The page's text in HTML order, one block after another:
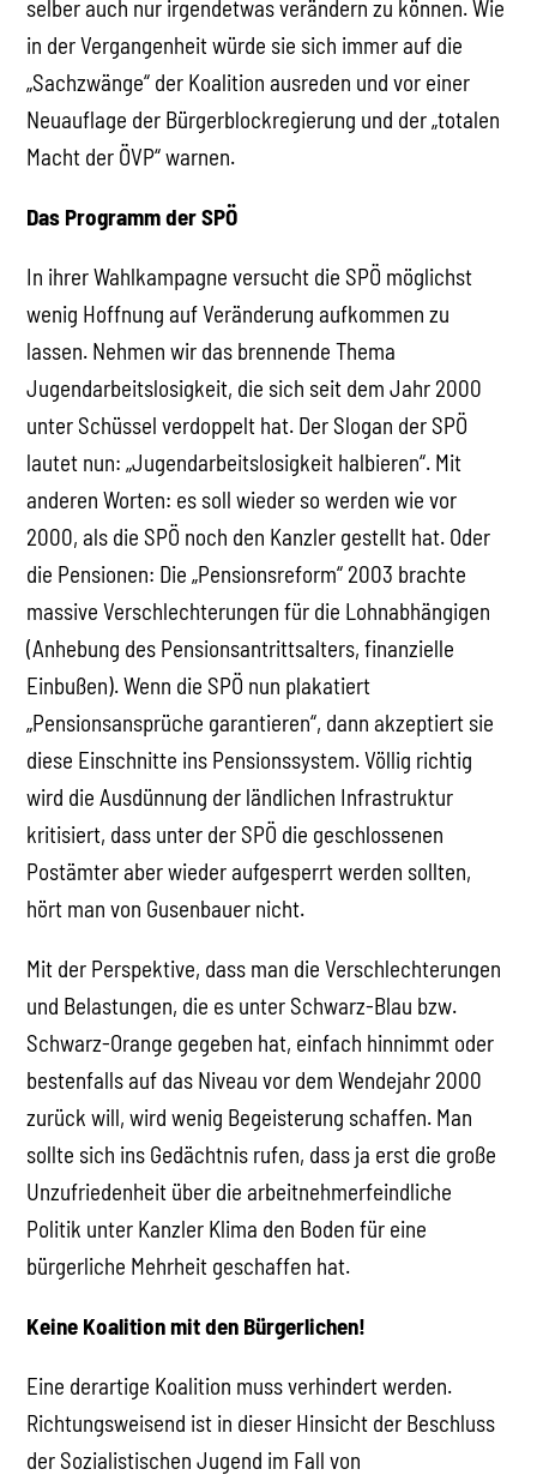
selber auch nur irgendetwas verändern zu können. Wie
in der Vergangenheit würde sie sich immer auf die
„Sachzwänge“ der Koalition ausreden und vor einer
Neuauflage der Bürgerblockregierung und der „totalen
Macht der ÖVP“ warnen.
Das Programm der SPÖ
In ihrer Wahlkampagne versucht die SPÖ möglichst
wenig Hoffnung auf Veränderung aufkommen zu
lassen. Nehmen wir das brennende Thema
Jugendarbeitslosigkeit, die sich seit dem Jahr 2000
unter Schüssel verdoppelt hat. Der Slogan der SPÖ
lautet nun: „Jugendarbeitslosigkeit halbieren“. Mit
anderen Worten: es soll wieder so werden wie vor
2000, als die SPÖ noch den Kanzler gestellt hat. Oder
die Pensionen: Die „Pensionsreform“ 2003 brachte
massive Verschlechterungen für die Lohnabhängigen
(Anhebung des Pensionsantrittsalters, finanzielle
Einbußen). Wenn die SPÖ nun plakatiert
„Pensionsansprüche garantieren“, dann akzeptiert sie
diese Einschnitte ins Pensionssystem. Völlig richtig
wird die Ausdünnung der ländlichen Infrastruktur
kritisiert, dass unter der SPÖ die geschlossenen
Postämter aber wieder aufgesperrt werden sollten,
hört man von Gusenbauer nicht.
Mit der Perspektive, dass man die Verschlechterungen
und Belastungen, die es unter Schwarz-Blau bzw.
Schwarz-Orange gegeben hat, einfach hinnimmt oder
bestenfalls auf das Niveau vor dem Wendejahr 2000
zurück will, wird wenig Begeisterung schaffen. Man
sollte sich ins Gedächtnis rufen, dass ja erst die große
Unzufriedenheit über die arbeitnehmerfeindliche
Politik unter Kanzler Klima den Boden für eine
bürgerliche Mehrheit geschaffen hat.
Keine Koalition mit den Bürgerlichen!
Eine derartige Koalition muss verhindert werden.
Richtungsweisend ist in dieser Hinsicht der Beschluss
der Sozialistischen Jugend im Fall von